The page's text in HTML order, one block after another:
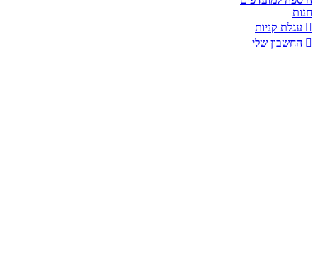
חנות
עגלת קניות
החשבון שלי